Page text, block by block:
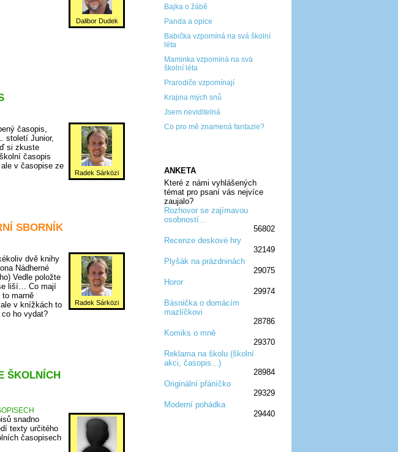
Bajka o žábě
Panda a opice
Babička vzpomíná na svá školní
léta
Maminka vzpomíná na svá
školní léta
Prarodiče vzpomínají
Krajina mých snů
Jsem neviditelná
Co pro mě znamená fantazie?
ANKETA
Které z námi vyhlášených
témat pro psaní vás nejvíce
zaujalo?
Rozhovor se zajímavou
osobností...
56802
Recenze deskové hry
32149
Plyšák na prázdninách
29075
Horor
29974
Básnička o domácím
mazlíčkovi
28786
Komiks o mně
29370
:D
Reklama na školu (školní
akci, časopis...)
28984
Originální přáníčko
29329
Moderní pohádka
29440
Dalibor Dudek
Radek Sárközi
časopis,
století Junior,
si zkuste
časopis
v časopise ze
SBORNÍK
Radek Sárközi
dvě knihy
Nádherné
Vedle položte
liší… Co mají
marně
v knížkách to
ho vydat?
ŠKOLNÍCH
snadno
texty určitého
časopisech